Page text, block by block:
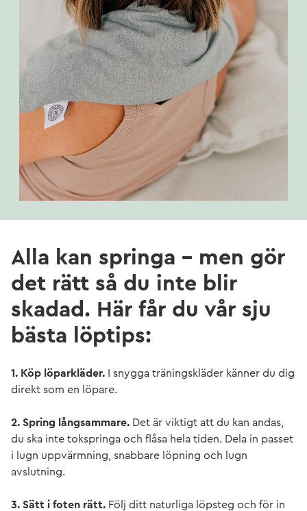
Alla kan springa – men gör
det rätt så du inte blir
skadad. Här får du vår sju
bästa löptips:
1. Köp löparkläder.
I snygga träningskläder känner du dig
direkt som en löpare.
2. Spring långsammare. Det är viktigt att du kan andas,
du ska inte tokspringa och flåsa hela tiden. Dela in passet
i lugn uppvärmning, snabbare löpning och lugn
avslutning.
3. Sätt i foten rätt. Följ ditt naturliga löpsteg och för in